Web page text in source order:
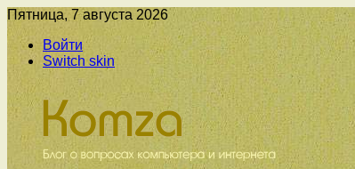
Пятница, 7 августа 2026
Войти
Switch skin